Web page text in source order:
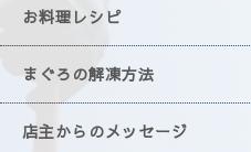
お料理レシピ
まぐろの解凍方法
店主からのメッセージ